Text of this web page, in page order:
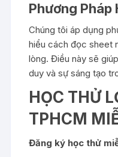
Phương Pháp
Chúng tôi áp dụng
hiểu cách đọc sheet
lòng. Điều này sẽ
duy và sự sáng tạo
HỌC THỬ
TPHCM
Đăng ký học thử